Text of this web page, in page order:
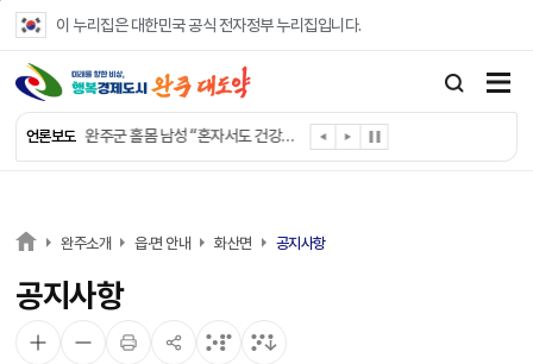
이 누리집은 대한민국 공식 전자정부 누리집입니다.
언론보도
완주군 법인·시설 담당 공무원 역량강화
완주군 홀몸 남성 “혼자서도 건강하게”
완주군, ‘수의계약 총량제’ 개편 운영
완주군, 모바일 헬스케어 “내 건강 변화 직접 확인”
완주소개 읍·면 안내 화산면 공지사항
공지사항